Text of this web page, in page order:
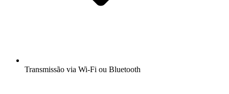
Transmissão via Wi-Fi ou Bluetooth